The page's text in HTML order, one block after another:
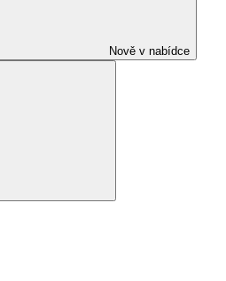
Nově v nabídce